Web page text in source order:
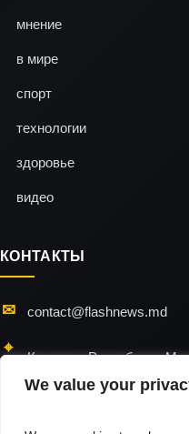
We value your
мнение
в мире
спорт
технологии
здоровье
видео
КОНТАКТЫ
contact@flashnews.md
Кишинэу, Республика